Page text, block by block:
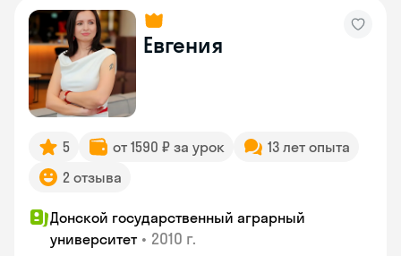
Евгения
5 от 1590 ₽ за урок
13 лет опыта
2 отзыва
Донской государственный аграрный
университет • 2010 г.